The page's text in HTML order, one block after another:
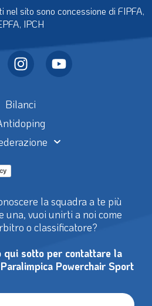
sito sono concessione di FIPFA,
IPCH
Bilanci
la squadra a te più
una, vuoi unirti a noi come
o classificatore?
qui sotto per contattare la
Powerchair Sport